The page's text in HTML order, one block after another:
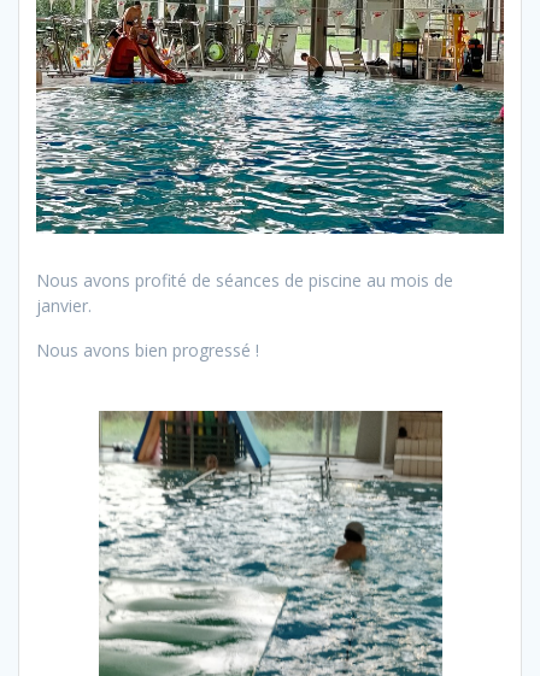
Nous avons profité de séances de piscine au mois de
janvier.
Nous avons bien progressé !